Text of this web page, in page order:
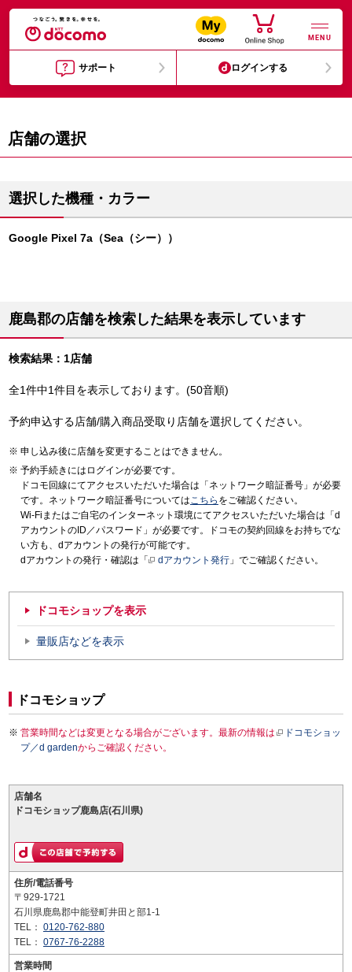
MENU
サポート ログインする
店舗の選択
選択した機種・カラー
Google Pixel 7a（Sea（シー））
鹿島郡の店舗を検索した結果を表示しています
検索結果：1店舗
全1件中1件目を表示しております。(50音順)
予約申込する店舗/購入商品受取り店舗を選択してください。
申し込み後に店舗を変更することはできません。
予約手続きにはログインが必要です。
ドコモ回線にてアクセスいただいた場合は「ネットワーク暗証番号」が必要
です。ネットワーク暗証番号についてはこちら をご確認ください。
Wi-Fiまたはご自宅のインターネット環境にてアクセスいただいた場合は「d
アカウントのID／パスワード」が必要です。ドコモの契約回線をお持ちでな
い方も、dアカウントの発行が可能です。
dアカウントの発行・確認は「
dアカウント発行 」でご確認ください。
ドコモショップを表示
量販店などを表示
ドコモショップ
営業時間などは変更となる場合がございます。最新の情報は
ドコモショッ
プ／d gardenからご確認ください。
店舗名
ドコモショップ鹿島店(石川県)
住所/電話番号
〒929-1721
石川県鹿島郡中能登町井田と部1-1
TEL： 0120-762-880
TEL： 0767-76-2288
営業時間